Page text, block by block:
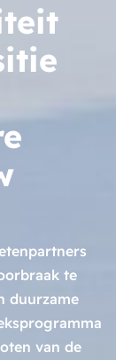
te
duurzame
van de